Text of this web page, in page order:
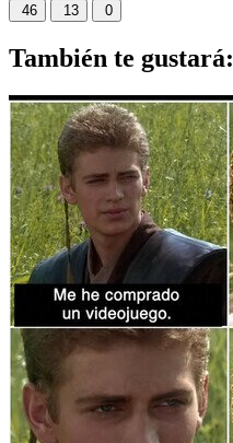
46 13 0
También te gustará: